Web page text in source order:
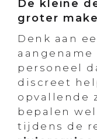
De kleine
groter
Denk aan
personeel
discreet
opvallende
bepalen
tijdens de